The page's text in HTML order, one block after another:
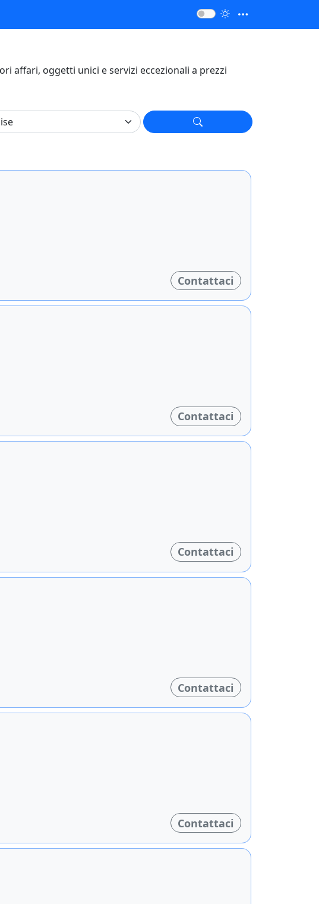
affari, oggetti unici e servizi eccezionali a prezzi
Contattaci
Contattaci
Contattaci
Contattaci
Contattaci